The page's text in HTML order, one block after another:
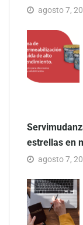
agosto 7,
estrellas en
agosto 7,